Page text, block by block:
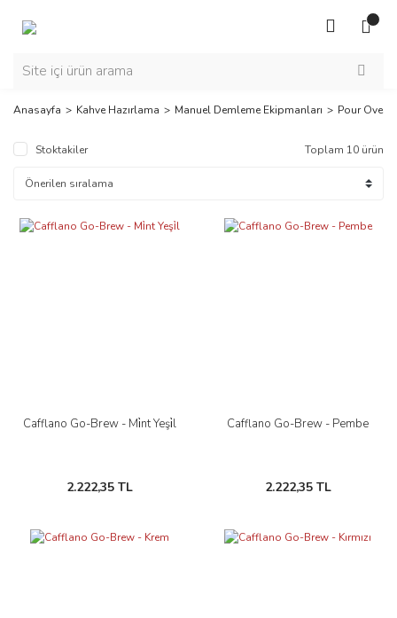
Anasayfa Kahve Hazırlama Manuel Demleme Ekipmanları Pour Over
Stoktakiler Toplam 10 ürün
Cafflano Go-Brew - Mi̇nt Yeşi̇l
2.222,35 TL
Cafflano Go-Brew - Pembe
2.222,35 TL